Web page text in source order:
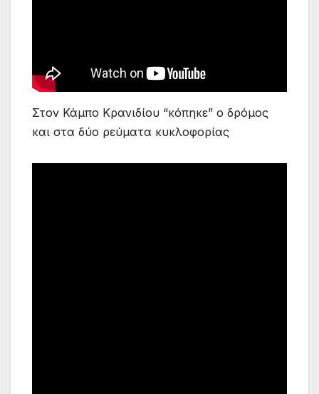
Στον Κάμπο Κρανιδίου “κόπηκε” ο δρόμος
και στα δύο ρεύματα κυκλοφορίας